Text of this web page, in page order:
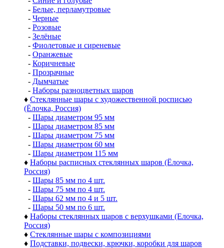
- Белые, перламутровые
- Черные
- Розовые
- Зелёные
- Фиолетовые и сиреневые
- Оранжевые
- Коричневые
- Прозрачные
- Дымчатые
- Наборы разноцветных шаров
♦ Стеклянные шары с художественной росписью
(Ёлочка, Россия)
- Шары диаметром 95 мм
- Шары диаметром 85 мм
- Шары диаметром 75 мм
- Шары диаметром 60 мм
- Шары диаметром 115 мм
♦ Наборы расписных стеклянных шаров (Ёлочка,
Россия)
- Шары 85 мм по 4 шт.
- Шары 75 мм по 4 шт.
- Шары 62 мм по 4 и 5 шт.
- Шары 50 мм по 6 шт.
♦ Наборы стеклянных шаров с верхушками (Елочка,
Россия)
♦ Стеклянные шары с композициями
♦ Подставки, подвески, крючки, коробки для шаров